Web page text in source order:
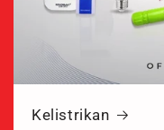
Kelistrikan